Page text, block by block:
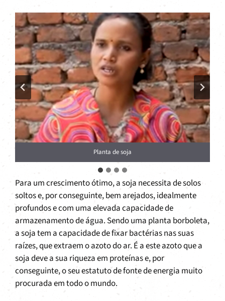
Planta de soja
Para um crescimento ótimo, a soja necessita de solos
soltos e, por conseguinte, bem arejados, idealmente
profundos e com uma elevada capacidade de
armazenamento de água. Sendo uma planta borboleta,
a soja tem a capacidade de fixar bactérias nas suas
raízes, que extraem o azoto do ar. É a este azoto que a
soja deve a sua riqueza em proteínas e, por
conseguinte, o seu estatuto de fonte de energia muito
procurada em todo o mundo.